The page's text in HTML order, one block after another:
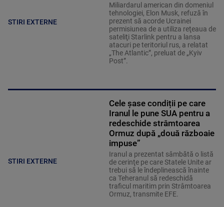
STIRI EXTERNE
Miliardarul american din domeniul
tehnologiei, Elon Musk, refuză în
prezent să acorde Ucrainei
permisiunea de a utiliza reţeaua de
sateliţi Starlink pentru a lansa
atacuri pe teritoriul rus, a relatat
„The Atlantic”, preluat de „Kyiv
Post”.
STIRI EXTERNE
Cele șase condiții pe care
Iranul le pune SUA pentru a
redeschide strâmtoarea
Ormuz după „două războaie
impuse”
Iranul a prezentat sâmbătă o listă
de cerinţe pe care Statele Unite ar
trebui să le îndeplinească înainte
ca Teheranul să redeschidă
traficul maritim prin Strâmtoarea
Ormuz, transmite EFE.